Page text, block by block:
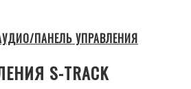
ПАНЕЛЬ УПРАВЛЕНИЯ
S-TRACK